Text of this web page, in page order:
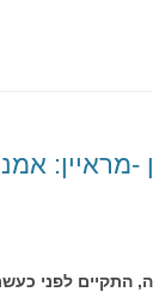
התקיים לפני